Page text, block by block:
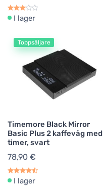
I lager
Toppsäljare
Timemore Black Mirror
Basic Plus 2 kaffevåg med
timer, svart
78,90 €
I lager